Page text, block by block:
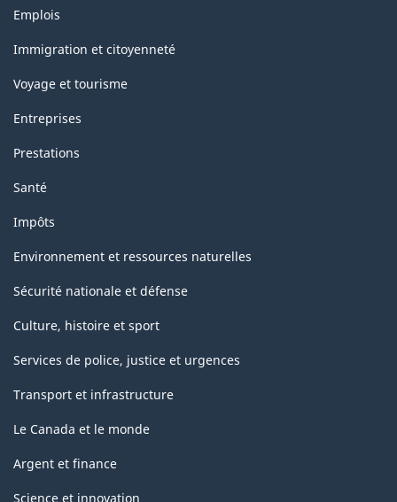
Thèmes
sujets
Emplois
Immigration et citoyenneté
Voyage et tourisme
Entreprises
Prestations
Santé
Impôts
Environnement et ressources naturelles
Sécurité nationale et défense
Culture, histoire et sport
Services de police, justice et urgences
Transport et infrastructure
Le Canada et le monde
Argent et finance
Science et innovation